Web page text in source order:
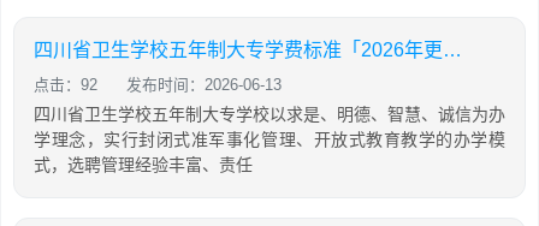
四川省卫生学校五年制大专学费标准「2026年更新」
点击：92 发布时间：2026-06-13
四川省卫生学校五年制大专学校以求是、明德、智慧、诚信为办
学理念，实行封闭式准军事化管理、开放式教育教学的办学模
式，选聘管理经验丰富、责任